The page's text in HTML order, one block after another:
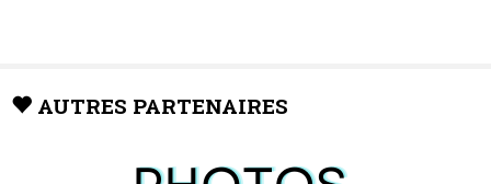
AUTRES PARTENAIRES